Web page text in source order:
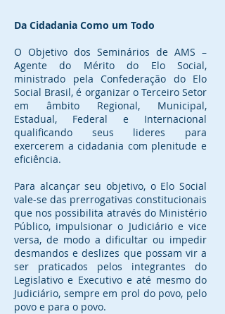
Da Cidadania Como um Todo
O Objetivo dos Seminários de AMS –
Agente do Mérito do Elo Social,
ministrado pela Confederação do Elo
Social Brasil, é organizar o Terceiro Setor
em âmbito Regional, Municipal,
Estadual, Federal e Internacional
qualificando seus lideres para
exercerem a cidadania com plenitude e
eficiência.
Para alcançar seu objetivo, o Elo Social
vale-se das prerrogativas constitucionais
que nos possibilita através do Ministério
Público, impulsionar o Judiciário e vice
versa, de modo a dificultar ou impedir
desmandos e deslizes que possam vir a
ser praticados pelos integrantes do
Legislativo e Executivo e até mesmo do
Judiciário, sempre em prol do povo, pelo
povo e para o povo.